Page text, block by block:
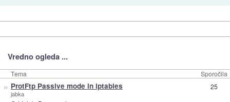
Vredno ogleda ...
Tema Sporočila
» ProtFtp Passive mode in iptables
jabka
25